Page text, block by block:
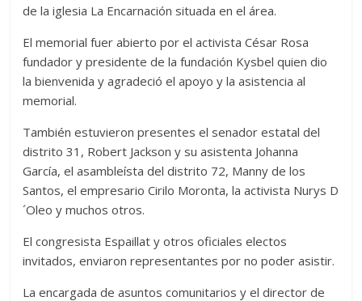
de la iglesia La Encarnación situada en el área.
El memorial fuer abierto por el activista César Rosa
fundador y presidente de la fundación Kysbel quien dio
la bienvenida y agradeció el apoyo y la asistencia al
memorial.
También estuvieron presentes el senador estatal del
distrito 31, Robert Jackson y su asistenta Johanna
García, el asambleísta del distrito 72, Manny de los
Santos, el empresario Cirilo Moronta, la activista Nurys D
´Oleo y muchos otros.
El congresista Espaillat y otros oficiales electos
invitados, enviaron representantes por no poder asistir.
La encargada de asuntos comunitarios y el director de